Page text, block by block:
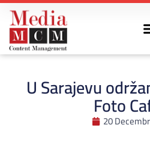
U Sarajevu
Foto
20